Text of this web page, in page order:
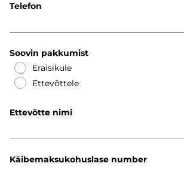
Telefon
Soovin pakkumist
Eraisikule
Ettevõttele
Ettevõtte nimi
Käibemaksukohuslase number